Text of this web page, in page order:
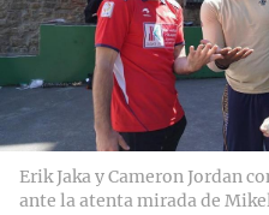
Erik Jaka y Cameron Jordan
ante la atenta mirada de